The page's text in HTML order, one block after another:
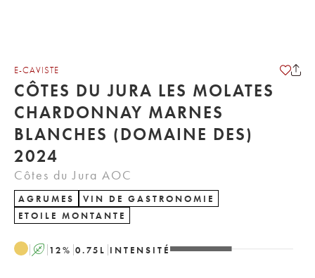
E-CAVISTE
CÔTES DU JURA LES MOLATES
CHARDONNAY MARNES
BLANCHES (DOMAINE DES)
2024
Côtes du Jura AOC
AGRUMES
VIN DE GASTRONOMIE
ETOILE MONTANTE
A 12% 0.75 L INTENSITÉ